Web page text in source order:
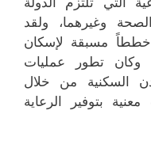
وغيرهما، ولقد
مسبقة لإسكان
وكان تطور عمليات
السكنية من خلال
بتوفير الرعاية